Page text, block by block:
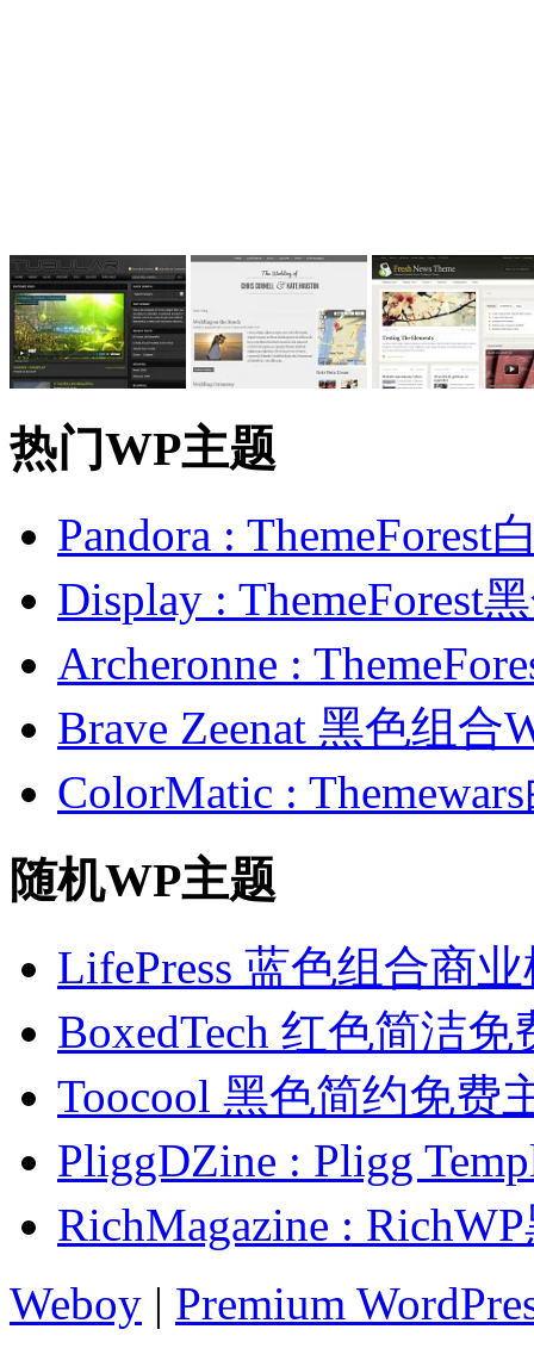
热门WP主题
Pandora : ThemeForest
Display : ThemeForest
Archeronne :
Brave Zeenat 黑色组合
ColorMatic :
随机WP主题
LifePress 蓝色组合商
BoxedTech 红色简洁免
Toocool 黑色简约免费
PliggDZine : Pligg
RichMagazine :
Weboy | Premium